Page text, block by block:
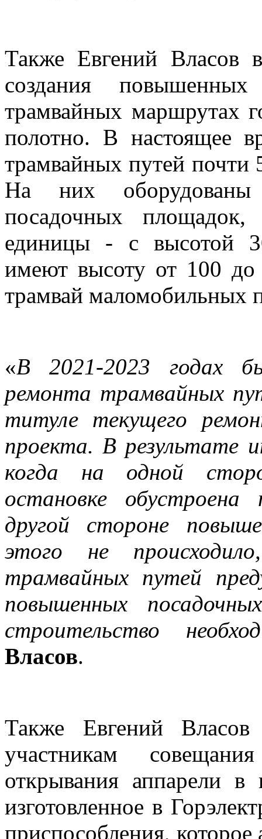
Также Евгений Власов
создания
трамвайных маршрутах
полотно. В настоящее
трамвайных путей почти
На них
посадочных
единицы - с высотой
имеют высоту от 100
трамвай маломобильных
«В 2021-2023 годах
ремонта трамвайных
титуле текущего
проекта. В результате
когда на одной
остановке
другой стороне
этого не
трамвайных путей
повышенных
строительство
Власов.
Также Евгений Власов
участникам
открывания аппарели в
изготовленное в
приспособления, которое